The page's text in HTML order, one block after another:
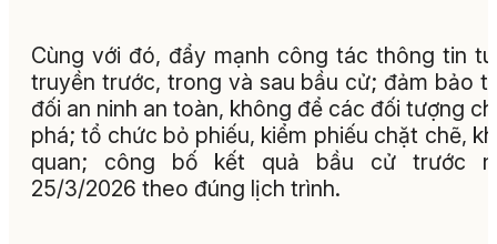
Cùng với đó, đẩy mạnh công tác thông tin
truyền trước, trong và sau bầu cử; đảm bảo
đối an ninh an toàn, không để các đối tượng
phá; tổ chức bỏ phiếu, kiểm phiếu chặt chẽ,
quan; công bố kết quả bầu cử trước
25/3/2026 theo đúng lịch trình.